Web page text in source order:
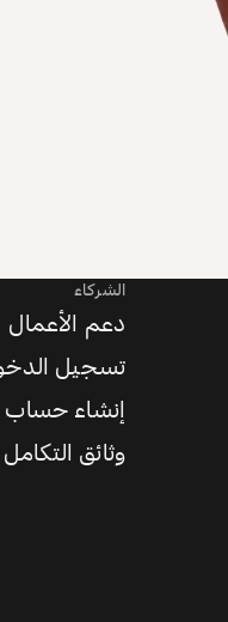
الشركاء
دعم الأعمال
تسجيل
إنشاء حساب
وثائق التكامل